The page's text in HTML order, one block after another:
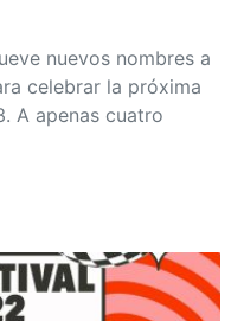
nuevos nombres a
celebrar la próxima
A apenas cuatro